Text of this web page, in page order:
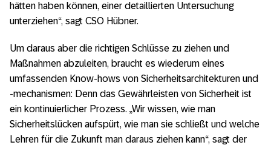
hätten haben können, einer detaillierten Untersuchung
unterziehen“, sagt CSO Hübner.
Um daraus aber die richtigen Schlüsse zu ziehen und
Maßnahmen abzuleiten, braucht es wiederum eines
umfassenden Know-hows von Sicherheitsarchitekturen und
-mechanismen: Denn das Gewährleisten von Sicherheit ist
ein kontinuierlicher Prozess. „Wir wissen, wie man
Sicherheitslücken aufspürt, wie man sie schließt und welche
Lehren für die Zukunft man daraus ziehen kann“, sagt der